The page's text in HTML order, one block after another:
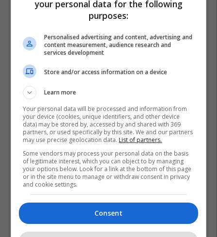
your personal data for the following
purposes:
Personalised advertising and content, advertising and
content measurement, audience research and
services development
Store and/or access information on a device
Learn more
Your personal data will be processed and information from
your device (cookies, unique identifiers, and other device
data) may be stored by, accessed by and shared with 369
partners, or used specifically by this site. We and our partners
may use precise geolocation data. List of partners.
Some vendors may process your personal data on the basis
of legitimate interest, which you can object to by managing
your options below. Look for a link at the bottom of this page
or in the site menu to manage or withdraw consent in privacy
and cookie settings.
Consent